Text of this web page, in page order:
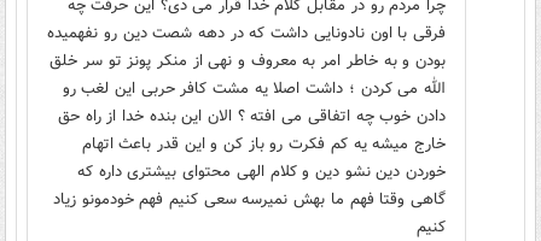
چرا مردم رو در مقابل کلام خدا قرار می دی؟ این حرفت چه
فرقی با اون نادونایی داشت که در دهه شصت دین رو نفهمیده
بودن و به خاطر امر به معروف و نهی از منکر پونز تو سر خلق
الله می کردن ؛ داشت اصلا یه مشت کافر حربی این لغب رو
دادن خوب چه اتفاقی می افته ؟ الان این بنده خدا از راه حق
خارج میشه یه کم فکرت رو باز کن و این قدر باعث اتهام
خوردن دین نشو دین و کلام الهی محتوای بیشتری داره که
گاهی وقتا فهم ما بهش نمیرسه سعی کنیم فهم خودمونو زیاد
کنیم